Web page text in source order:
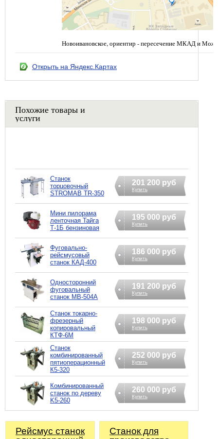
Новоивановское, ориентир - пересечение МКАД и
Открыть на Яндекс.Картах
Похожие товары и
услуги
Станок
торцовочный
STROMAB TR-350
201 200 руб
Купить
Мини пилорама
ленточная Тайга
Т-1Б бензиновая
195 000 руб
Купить
Фуговально-
рейсмусовый
станок КАД-400
186 000 руб
Купить
Односторонний
фуговальный
станок MB-504A
191 200 руб
Купить
Станок токарно-
фрезерный
копировальный
КТФ-6М
198 000 руб
Купить
Станок
комбинированный
пятиоперационный
К5-320
252 000 руб
Купить
Комбинированный
станок по дереву
K5-260
260 000 руб
Купить
Рейсмус станок
Станок для